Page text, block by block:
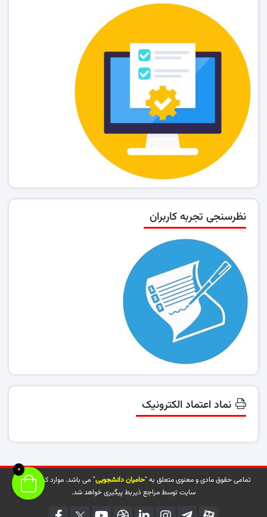
نظرسنجی تجربه کاربران
نماد اعتماد الکترونیک
تمامی حقوق مادی و معنوی متعلق به "حامیان دانشجویی" می باشد. موارد کپی شده از
سایت توسط مراجع ذیربط پیگیری خواهد شد.
0